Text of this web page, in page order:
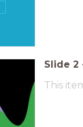
Slide 2
This